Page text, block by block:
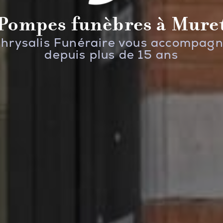
funèbres à
Funéraire vous
depuis plus de 15 ans